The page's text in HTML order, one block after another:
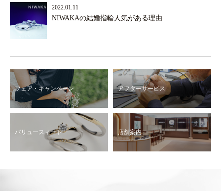
2022.01.11
NIWAKAの結婚指輪人気がある理由
フェア・キャンペーン アフターサービス
バリュースィート 店舗案内